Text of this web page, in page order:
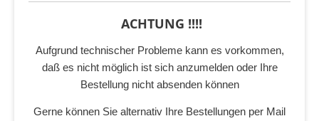
ACHTUNG !!!!
Aufgrund technischer Probleme kann es vorkommen,
daß es nicht möglich ist sich anzumelden oder Ihre
Bestellung nicht absenden können
Gerne können Sie alternativ Ihre Bestellungen per Mail